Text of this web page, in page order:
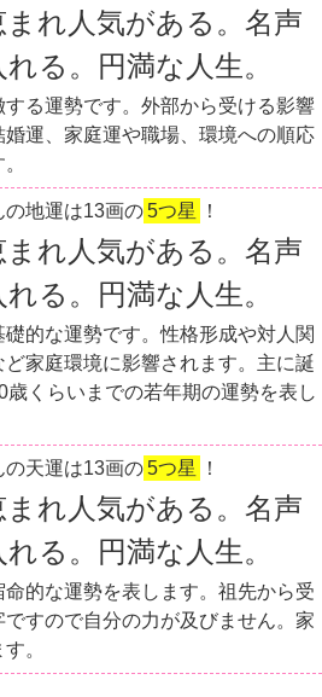
まれ人気がある。名声
る。円満な人生。
する運勢です。外部から受ける影響
婚運、家庭運や職場、環境への順応
の地運は13画の5つ星 ！
まれ人気がある。名声
る。円満な人生。
的な運勢です。性格形成や対人関
家庭環境に影響されます。主に誕
歳くらいまでの若年期の運勢を表し
の天運は13画の5つ星 ！
まれ人気がある。名声
る。円満な人生。
的な運勢を表します。祖先から受
ですので自分の力が及びません。家
。